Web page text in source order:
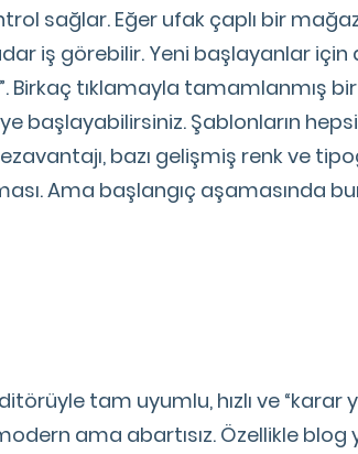
sağlar. Eğer ufak çaplı bir
iş görebilir. Yeni başlayanlar için
Birkaç tıklamayla tamamlanmış
başlayabilirsiniz. Şablonların
bazı gelişmiş renk ve
Ama başlangıç aşamasında
tam uyumlu, hızlı ve
ama abartısız. Özellikle blog